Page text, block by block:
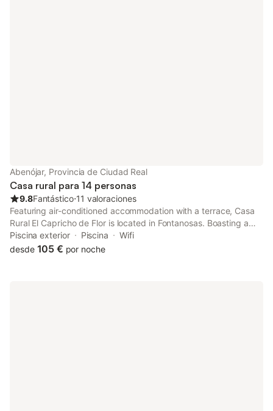
Abenójar, Provincia de Ciudad Real
Casa rural para 14 personas
9.8Fantástico⋅11 valoraciones
Featuring air-conditioned accommodation with a terrace, Casa
Rural El Capricho de Flor is located in Fontanosas. Boasting a
24-hour front desk, this property also provides guests with a
year-round outdoor pool.
Piscina exterior Piscina
Wifi
desde 105 € por noche